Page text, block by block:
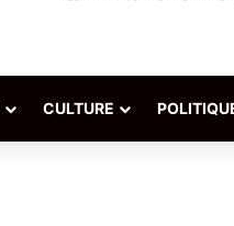
CULTURE